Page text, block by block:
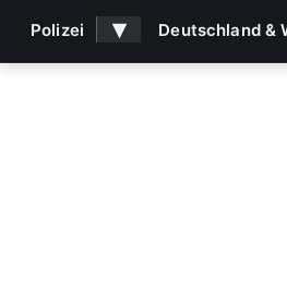
Polizei ▾ Deutschland &